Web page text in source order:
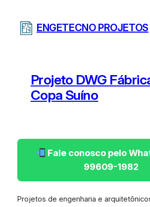
ENGETECNO PROJETOS
Projeto DWG
Copa Suíno
Fale conosco pelo
99609-1982
Projetos de engenharia e